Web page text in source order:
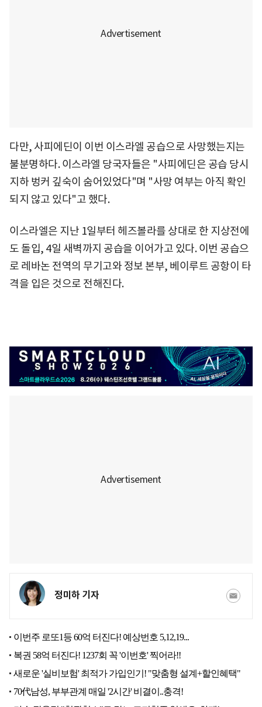
다만, 사피에딘이 이번 이스라엘 공습으로 사망했는지는
불분명하다. 이스라엘 당국자들은 "사피에딘은 공습 당시
지하 벙커 깊숙이 숨어있었다"며 "사망 여부는 아직 확인
되지 않고 있다"고 했다.
이스라엘은 지난 1일부터 헤즈볼라를 상대로 한 지상전에
도 돌입, 4일 새벽까지 공습을 이어가고 있다. 이번 공습으
로 레바논 전역의 무기고와 정보 본부, 베이루트 공항이 타
격을 입은 것으로 전해진다.
정미하 기자